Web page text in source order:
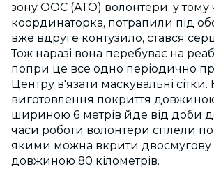
зону ООС (АТО) волонтери, у тому
координаторка, потрапили під
вже вдруге контузило, стався
Тож наразі вона перебуває на
попри це все одно періодично
Центру в'язати маскувальні сітки.
виготовлення покриття
шириною 6 метрів йде від доби
часи роботи волонтери сплели
якими можна вкрити двосмугову
довжиною 80 кілометрів.